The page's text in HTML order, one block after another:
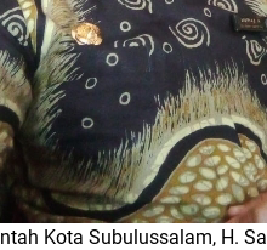
Kota Subulussalam, H.